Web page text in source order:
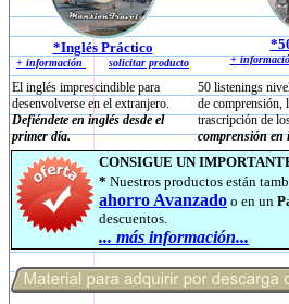
*Inglés Práctico
+ información solicitar producto +
El inglés imprescindible para
desenvolverse en el extranjero.
Defiéndete en inglés desde el
primer día.
50 listenings
de comprensión,
trascripción de
comprensión en
CONSIGUE UN
* Nuestros productos están
ahorro Avanzado o en un
descuentos.
... más información...